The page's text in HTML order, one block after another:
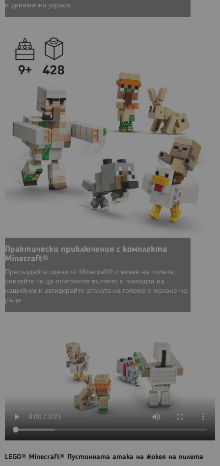
и динамична украса.
Практически приключения с комплекта
Minecraft®
Пресъздайте сцени от Minecraft® с жокея на пилета,
опитайте се да опитомите вълчето с помощта на
нашийник и активирайте атаката на голема с махане на
ръце.
LEGO® Minecraft® Пустинната атака на жокея на пилета